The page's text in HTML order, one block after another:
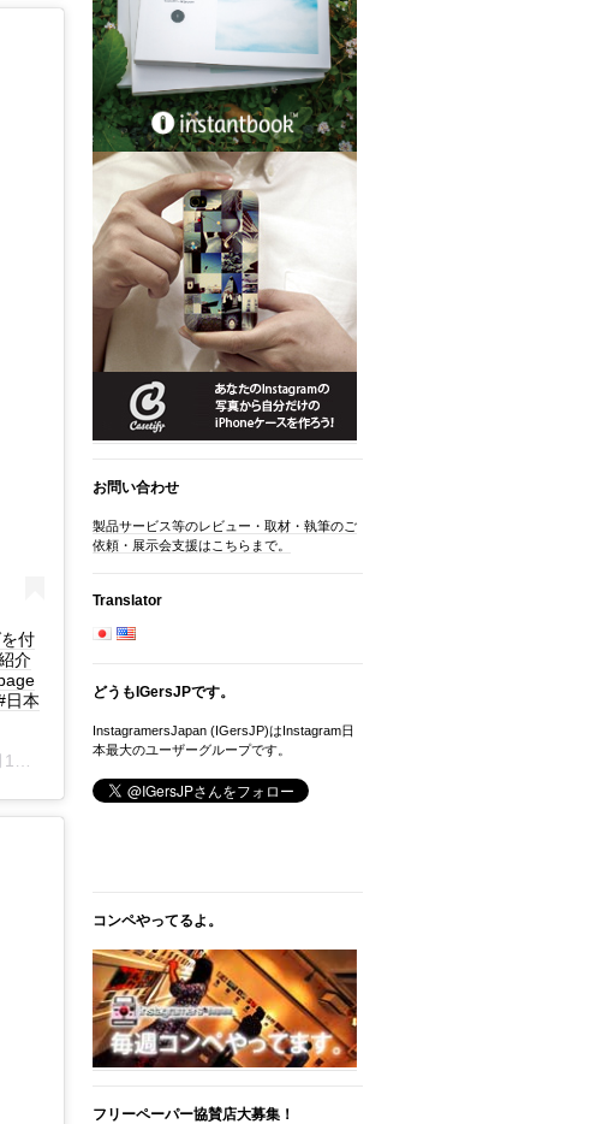
付
介
日本
お問い合わせ
製品サービス等のレビュー・取材・執筆のご
依頼・展示会支援はこちらまで。
Translator
どうもIGersJPです。
InstagramersJapan (IGersJP)はInstagram日
本最大のユーザーグループです。
コンペやってるよ。
フリーペーパー協賛店大募集！